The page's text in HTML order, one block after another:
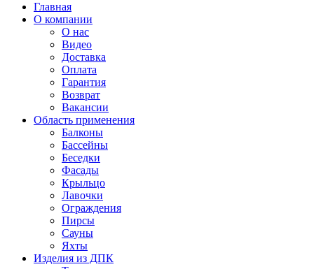
Главная
О компании
О нас
Видео
Доставка
Оплата
Гарантия
Возврат
Вакансии
Область применения
Балконы
Бассейны
Беседки
Фасады
Крыльцо
Лавочки
Ограждения
Пирсы
Сауны
Яхты
Изделия из ДПК